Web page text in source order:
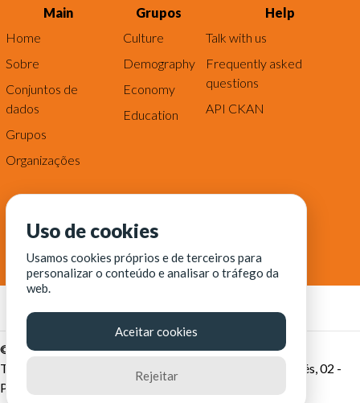
Main
Home
Sobre
Conjuntos de
dados
Grupos
Organizações
Grupos
Culture
Demography
Economy
Education
Help
Talk with us
Frequently asked
questions
API CKAN
© Fortaleza Digital || CITINOVA - Fundação de Ciência,
Tecnologia e Inovação de Fortaleza - Rua dos Tremembés, 02 -
Praia de Iracema - Fortaleza-CE
Uso de cookies
Usamos cookies próprios e de terceiros para
personalizar o conteúdo e analisar o tráfego da
web.
Aceitar cookies
Rejeitar